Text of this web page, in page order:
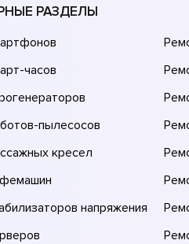
РАЗДЕЛЫ
часов
пылесосов
кресел
напряжения